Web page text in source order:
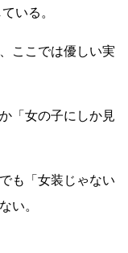
いる。
ここでは優しい実
「女の子にしか見
も「女装じゃない
い。